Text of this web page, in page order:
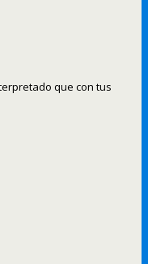
que con tus